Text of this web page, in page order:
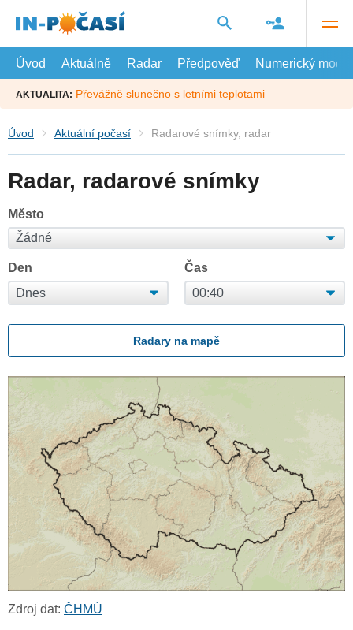
hlavní
Úvod
Aktuálně Radar Předpověď Numerický model
AKTUALITA: Převážně slunečno s letními teplotami
Úvod Aktuální počasí Radarové snímky, radar
Radar, radarové snímky
Město
Den Čas
Radary na mapě
Zdroj dat: ČHMÚ